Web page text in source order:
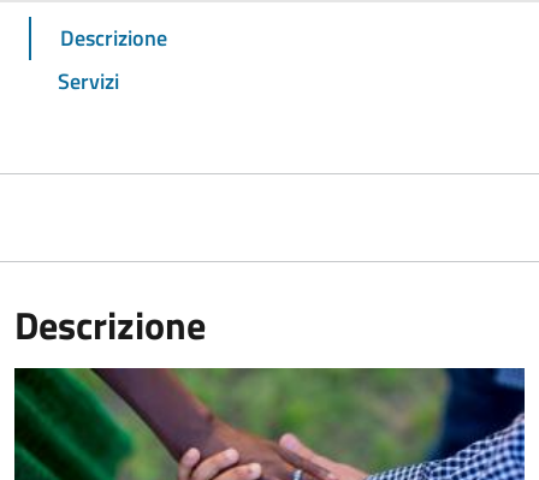
Descrizione
Servizi
Descrizione